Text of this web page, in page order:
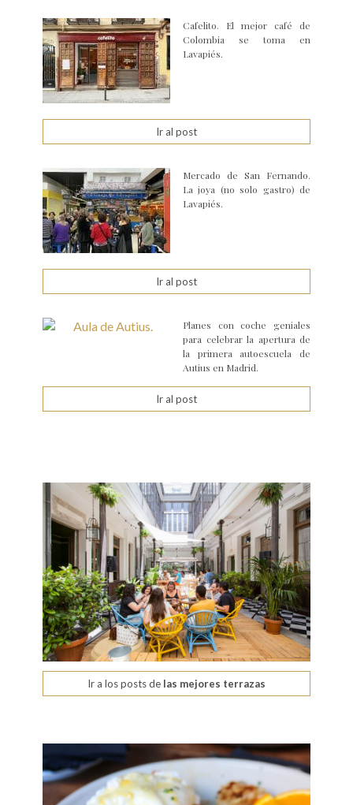
Cafelito. El mejor café de
Colombia se toma en
Lavapiés.
Ir al post
Mercado de San Fernando.
La joya (no solo gastro) de
Lavapiés.
Ir al post
Planes con coche geniales
para celebrar la apertura de
la primera autoescuela de
Autius en Madrid.
Ir al post
Ir a los posts de las mejores terrazas